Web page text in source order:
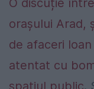
O discuție
orașului Arad,
de afaceri
atentat cu